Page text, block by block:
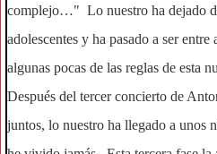
complejo…" Lo nuestro ha dejado
adolescentes y ha pasado a ser
algunas pocas de las reglas de esta
Después del tercer concierto de
juntos, lo nuestro ha llegado a unos